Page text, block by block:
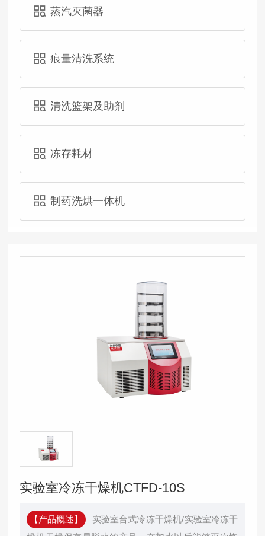
蒸汽灭菌器
痕量清洗系统
清洗篮架及助剂
冻存耗材
制药洗烘一体机
实验室冷冻干燥机CTFD-10S
【产品概述】
实验室台式冷冻干燥机/实验室冷冻干